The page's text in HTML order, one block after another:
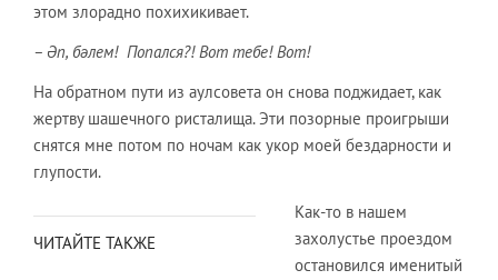
этом злорадно похихикивает.
– Әп, бәлем! Попался?! Вот тебе! Вот!
На обратном пути из аулсовета он снова поджидает, как
жертву шашечного ристалища. Эти позорные проигрыши
снятся мне потом по ночам как укор моей бездарности и
глупости.
ЧИТАЙТЕ ТАКЖЕ
Как-то в нашем
захолустье проездом
остановился именитый